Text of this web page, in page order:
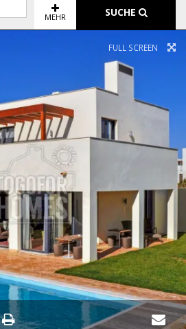
MEHR SUCHE
FULL SCREEN